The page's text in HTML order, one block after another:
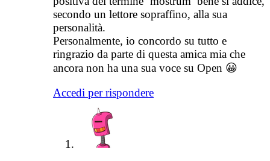
secondo un lettore sopraffino, alla sua
personalità.
Personalmente, io concordo su tutto e
ringrazio da parte di questa amica mia che
ancora non ha una sua voce su Open 😀
Accedi per rispondere